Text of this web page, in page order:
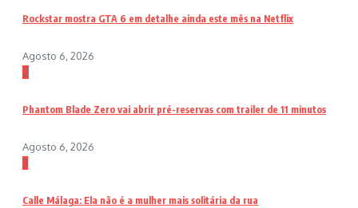
Rockstar mostra GTA 6 em detalhe ainda este mês na Netflix
Agosto 6, 2026
2
Phantom Blade Zero vai abrir pré-reservas com trailer de 11 minutos
Agosto 6, 2026
3
Calle Málaga: Ela não é a mulher mais solitária da rua